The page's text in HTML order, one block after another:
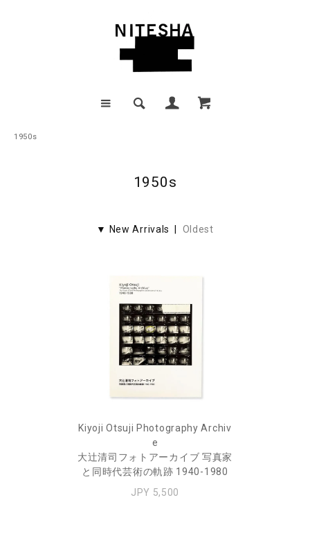
1950s
1950s
▼ New Arrivals | Oldest
Kiyoji Otsuji Photography Archiv
e
大辻清司フォトアーカイブ 写真家
と同時代芸術の軌跡 1940-1980
JPY 5,500